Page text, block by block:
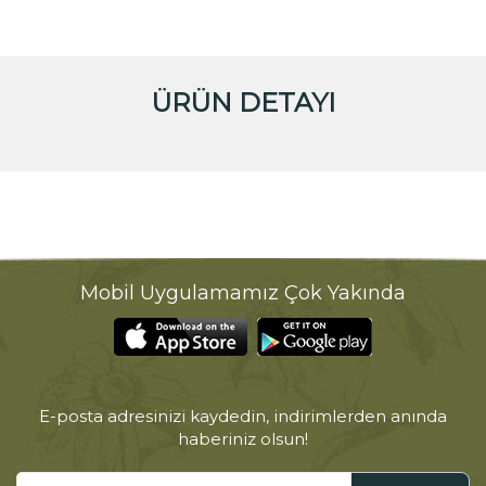
ÜRÜN DETAYI
Mobil Uygulamamız Çok Yakında
E-posta adresinizi kaydedin, indirimlerden anında
haberiniz olsun!